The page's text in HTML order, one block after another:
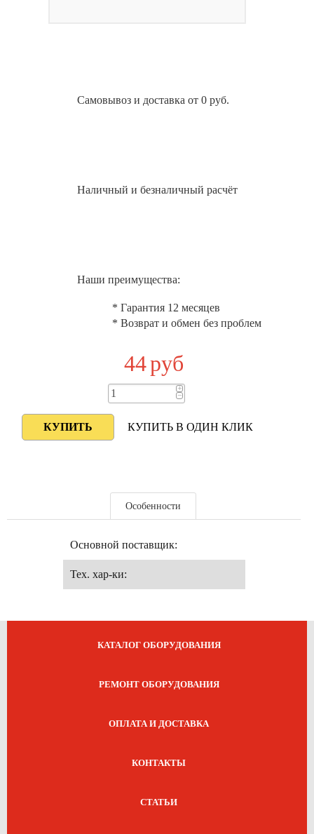
Самовывоз и доставка от 0 руб.
Наличный и безналичный расчёт
Наши преимущества:
* Гарантия 12 месяцев
* Возврат и обмен без проблем
44руб
+
−
КУПИТЬ В ОДИН КЛИК
Особенности
Основной поставщик:
Тех. хар-ки:
КАТАЛОГ ОБОРУДОВАНИЯ
РЕМОНТ ОБОРУДОВАНИЯ
ОПЛАТА И ДОСТАВКА
КОНТАКТЫ
СТАТЬИ